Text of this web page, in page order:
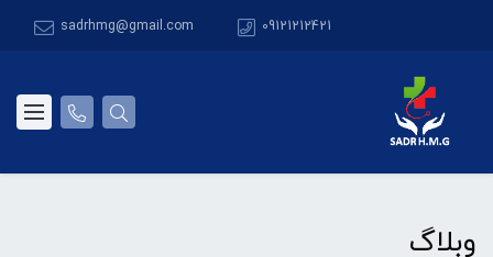
09121212421
sadrhmg@gmail.com
وبلاگ